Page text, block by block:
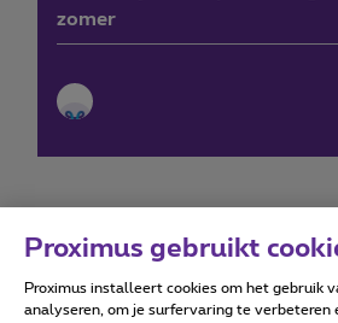
zomer
Forumvoorwaarden
Proximus gebruikt
Proximus installeert cookies om het gebruik
analyseren, om je surfervaring te verbeteren